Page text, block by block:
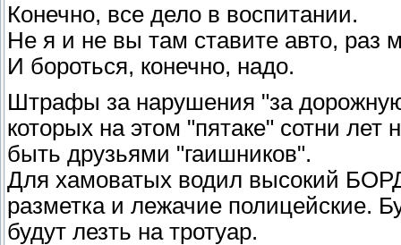
Конечно, все дело в воспитании.
Не я и не вы там ставите авто,
И бороться, конечно, надо.
Штрафы за нарушения "за
которых на этом "пятаке" сотни
быть друзьями "гаишников".
Для хамоватых водил высокий
разметка и лежачие полицейские.
будут лезть на тротуар.